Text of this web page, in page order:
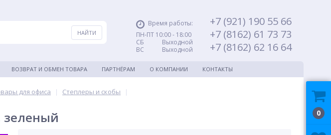
Время работы:
ПН-ПТ 10:00 - 18:00
СБ Выходной
ВС Выходной
+7 (921) 190 55 66
+7 (8162) 61 73 73
+7 (8162) 62 16 64
ВОЗВРАТ И ОБМЕН ТОВАРА ПАРТНЁРАМ О КОМПАНИИ КОНТАКТЫ
для офиса | Степлеры и скобы
|
зеленый 0